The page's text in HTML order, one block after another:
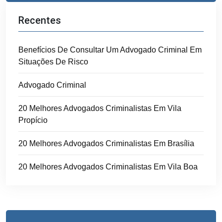
Recentes
Benefícios De Consultar Um Advogado Criminal Em
Situações De Risco
Advogado Criminal
20 Melhores Advogados Criminalistas Em Vila
Propício
20 Melhores Advogados Criminalistas Em Brasília
20 Melhores Advogados Criminalistas Em Vila Boa